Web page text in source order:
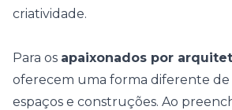
criatividade.
Para os apaixonados por
oferecem uma forma diferente de
espaços e construções. Ao